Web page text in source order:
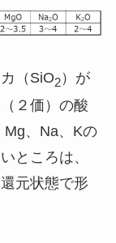
（SiO2）が
２価）の酸
Mg、Na、Kの
ところは、
元状態で形